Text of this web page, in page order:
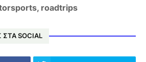
roadtrips
SOCIAL